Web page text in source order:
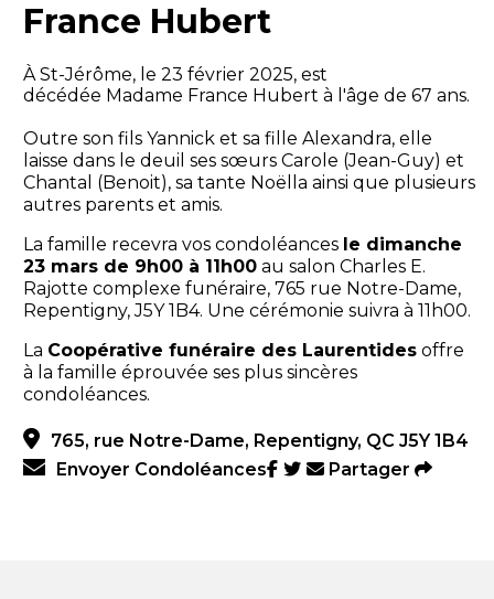
France Hubert
À St-Jérôme, le 23 février 2025, est
décédée Madame France Hubert à l'âge de 67 ans.
Outre son fils Yannick et sa fille Alexandra, elle
laisse dans le deuil ses sœurs Carole (Jean-Guy) et
Chantal (Benoit), sa tante Noëlla ainsi que plusieurs
autres parents et amis.
La famille recevra vos condoléances le dimanche
23 mars de 9h00 à 11h00au salon Charles E.
Rajotte complexe funéraire, 765 rue Notre-Dame,
Repentigny, J5Y 1B4. Une cérémonie suivra à 11h00.
La Coopérative funéraire des Laurentidesoffre
à la famille éprouvée ses plus sincères
condoléances.
765, rue Notre-Dame, Repentigny, QC J5Y 1B4
Envoyer Condoléances
Partager